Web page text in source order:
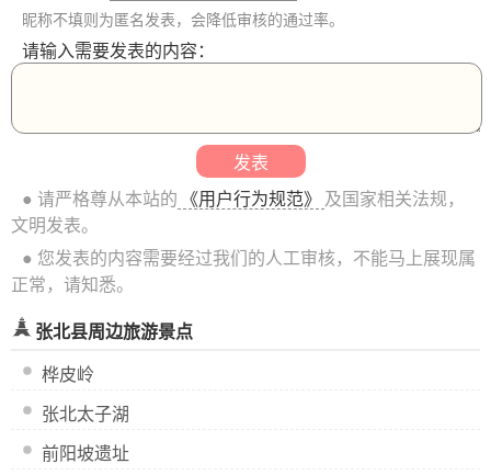
昵称不填则为匿名发表，会降低审核的通过率。
请输入需要发表的内容：
● 请严格尊从本站的 《用户行为规范》
及国家相关法规，
文明发表。
● 您发表的内容需要经过我们的人工审核，不能马上展现属
正常，请知悉。
张北县周边旅游景点
桦皮岭
张北太子湖
前阳坡遗址